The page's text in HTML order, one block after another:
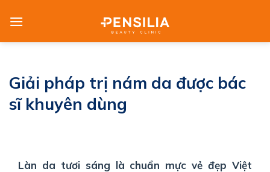
Giải pháp trị nám da được bác
sĩ khuyên dùng
Làn da tươi sáng là chuẩn mực vẻ đẹp Việt